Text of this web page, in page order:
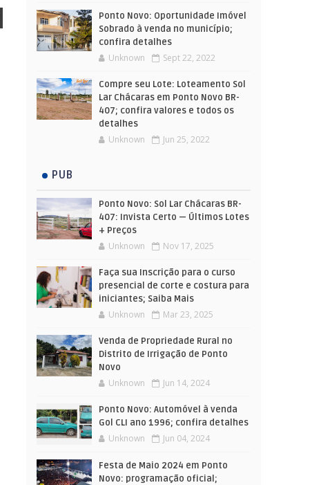
Ponto Novo: Oportunidade Imóvel
Sobrado à venda no município;
confira detalhes
Unknown Sept 22, 2022
Compre seu Lote: Loteamento Sol
Lar Chácaras em Ponto Novo BR-
407; confira valores e todos os
detalhes
Unknown Jun 25, 2022
PUB
Ponto Novo: Sol Lar Chácaras BR-
407: Invista Certo — Últimos Lotes
+ Preços
Unknown Nov 17, 2025
Faça sua Inscrição para o curso
presencial de corte e costura para
iniciantes; Saiba Mais
Unknown Mar 23, 2025
Venda de Propriedade Rural no
Distrito de Irrigação de Ponto
Novo
Unknown Jun 14, 2024
Ponto Novo: Automóvel à venda
Gol CLI ano 1996; confira detalhes
Unknown Jun 04, 2024
Festa de Maio 2024 em Ponto
Novo: programação oficial;